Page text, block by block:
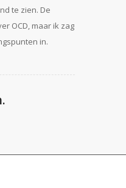
te zien. De
OCD, maar ik zag
in.